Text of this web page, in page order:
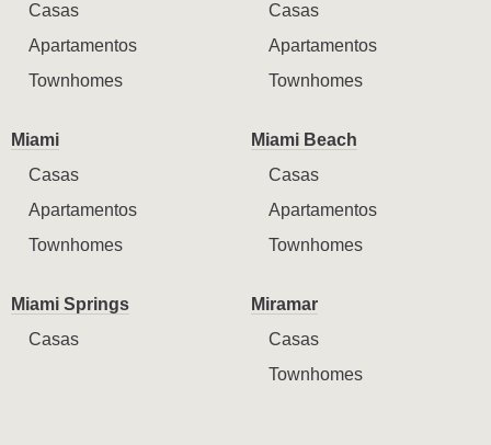
Casas
Apartamentos
Townhomes
Casas
Apartamentos
Townhomes
Miami
Casas
Apartamentos
Townhomes
Miami Beach
Casas
Apartamentos
Townhomes
Miami Springs
Casas
Miramar
Casas
Townhomes